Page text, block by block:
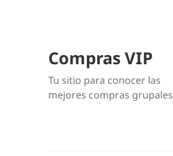
Compras VIP
Tu sitio para conocer las
mejores compras grupales